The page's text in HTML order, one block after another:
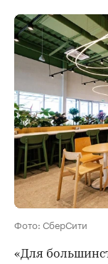
Фото: СберСити
«Для